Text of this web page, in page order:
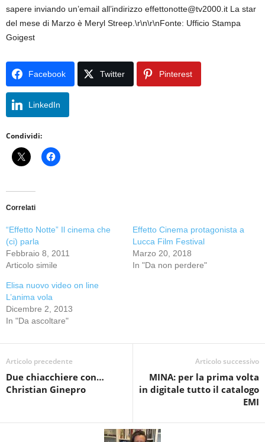
sapere inviando un’email all’indirizzo effettonotte@tv2000.it La star
del mese di Marzo è Meryl Streep.\r\n\r\nFonte: Ufficio Stampa
Goigest
Facebook Twitter Pinterest
LinkedIn
Condividi:
Correlati
“Effetto Notte” Il cinema che
(ci) parla
Febbraio 8, 2011
Articolo simile
Effetto Cinema protagonista a
Lucca Film Festival
Marzo 20, 2018
In "Da non perdere"
Elisa nuovo video on line
L’anima vola
Dicembre 2, 2013
In "Da ascoltare"
Articolo precedente
Due chiacchiere con…
Christian Ginepro
Articolo successivo
MINA: per la prima volta
in digitale tutto il catalogo
EMI